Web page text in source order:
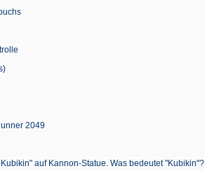
2049
auf Kannon-Statue. Was bedeutet "Kubikin"?